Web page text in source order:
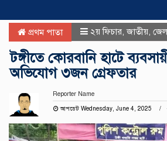
প্রথম পাতা ২য় ফিচার ,জাতীয়
টঙ্গীতে কোরবানি হাটে
অভিযোগ ৩জন গ্রেফতার
Reporter Name
আপডেট Wednesday, June 4, 2025